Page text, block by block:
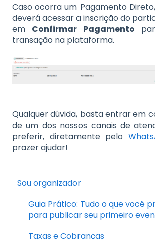
Caso ocorra um Pagamento
deverá acessar a inscrição do
em Confirmar Pagamento
transação na plataforma.
Qualquer dúvida, basta entrar em
de um dos nossos canais de
preferir, diretamente pelo
prazer ajudar!
Sou organizador
Guia Prático: Tudo o que você
para publicar seu primeiro
Taxas e Cobranças